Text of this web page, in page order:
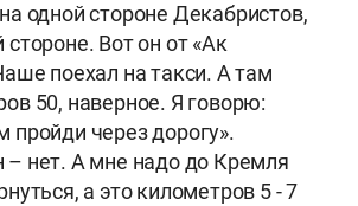
одной стороне Декабристов,
Вот он от «Ак
поехал на такси. А там
50, наверное. Я говорю:
пройди через дорогу».
нет. А мне надо до Кремля
а это километров 5 - 7